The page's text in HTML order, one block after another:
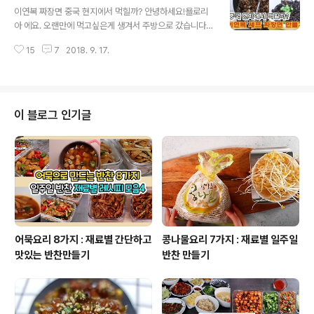
한다는데무엇보다도 전 간식으로 먹기 딱 좋더라구요. 그
런데 없어요 ㅜㅜ 없데요 ㅜㅜ그래서 만들어 봤어요. 스프
으로 연유넣고 동생이 원하는 치즈 넣고 치즈 콘파이를 만
이연복 짜장면 중국 현지에서 먹힐까? 안녕하세요!욜로리
아 에요. 오랜만에 먹고싶은게 생겨서 주방으로 갔습니다. t
셰프가 만드는 맛있어보이는 자장면 벌떡 일어나 앞치마를
판된 왠지 고급진짜.장.면 만들기 해볼까요? '현지에서 먹
힐까?' 이연복 짜장면 레시피 돼지고기 또는 소고기, 양파
2개, 애호박 1개, 대파새우, 오징어, 오이 (대신 완두콩), 면
춘장, 간장, 생강, 굴소스, 전분, 치킨스톡( MSG로 대체),
(올리고당) 이연복 셰프 짜장면 만들기1.재료썰기고기..
15 7 2018. 9. 17.
이 블로그 인기글
어묵요리 8가지 : 재료별 간단하고
맛있는 반찬만들기
콩나물요리 7가지 : 재료별 일주일
반찬 만들기